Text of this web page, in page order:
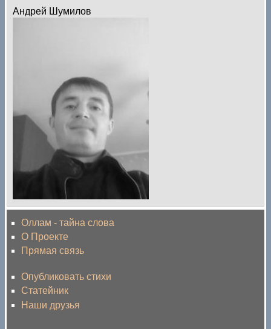
Андрей Шумилов
Оллам - тайна слова
О Проекте
Прямая связь
Опубликовать стихи
Статейник
Наши друзья